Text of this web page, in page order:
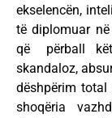
ekselencën,
të diplomuar
që përball
skandaloz,
dëshpërim
shoqëria